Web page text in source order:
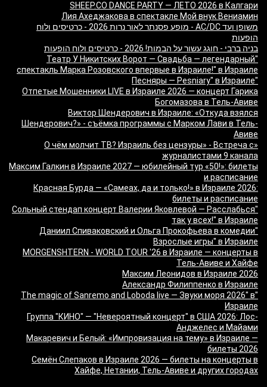
SHEEP.CO DANCE PARTY — ЛЕТО 2026 в Калгари
Лия Ахеджакова в спектакле Мой внук Вениамин
משופן ועד AC/DC - מופע פסנתר לאור נרות 2026 - כרטיסים ולוח
הופעות
בניה ברבי - חוגג עשור על הבמות! 2026 - כרטיסים ולוח הופעות
"Театр У Никитских Ворот — Свадьба — легендарный
спектакль Марка Розовского впервые в Израиле!" в Израиле
"Песняры — Pesniary" в Израиле
Отпетые Мошенники LIVE в Израиле 2026 — концерт Гарика
Богомазова в Тель-Авиве
Виктор Шендерович в Израиле: «Откуда взялся
Шендерович?» - съёмка программы с Марком Лави в Тель-
Авиве
«О чём молчит ТВ? Израиль без цензуры» - Встреча с
журналистами 9 канала
Максим Галкин в Израиле 2027 — юбилейный тур «50!»: билеты
и расписание
Красная Бурда — «Самеах, да и только!» в Израиле 2026:
билеты и расписание
"Сольный стендап концерт Валерии Яковлевой — Расслабься
так у всех!" в Израиле
"Даниил Спиваковский и Ольга Прокофьева в комедии
Взрослые игры" в Израиле
MORGENSHTERN - WORLD TOUR '26 в Израиле — концерты в
Тель-Авиве и Хайфе
Максим Леонидов в Израиле 2026
Александр Филиппенко в Израиле
"The magic of Sanremo and Loboda live — Звуки моря 2026" в
Израиле
Группа "КИНО" — "Невероятный концерт" в США 2026: Лос-
Анджелес и Майами
Макаревич и Белый: «Импровизация на тему» в Израиле —
билеты 2026
Семён Слепаков в Израиле 2026 — билеты на концерты в
Хайфе, Нетании, Тель-Авиве и других городах